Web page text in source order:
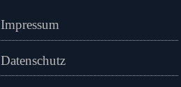
Impressum
Datenschutz